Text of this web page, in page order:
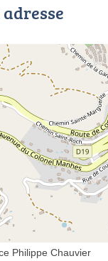
Philippe Chauvier